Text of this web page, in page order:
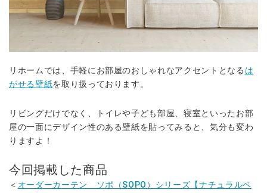
リホームでは、手軽にお部屋のおしゃれなアクセントとなる は
がせる壁紙を取り扱っております。
リビングだけでなく、トイレや子ども部屋、寝室といったお部
屋の一面にデザイン性のある壁紙を貼ってみると、気分も変わ
りますよ！
今回掲載した商品
＜ オーダーカーテン ソポ（SOPO）シリーズ【ナチュラルベ